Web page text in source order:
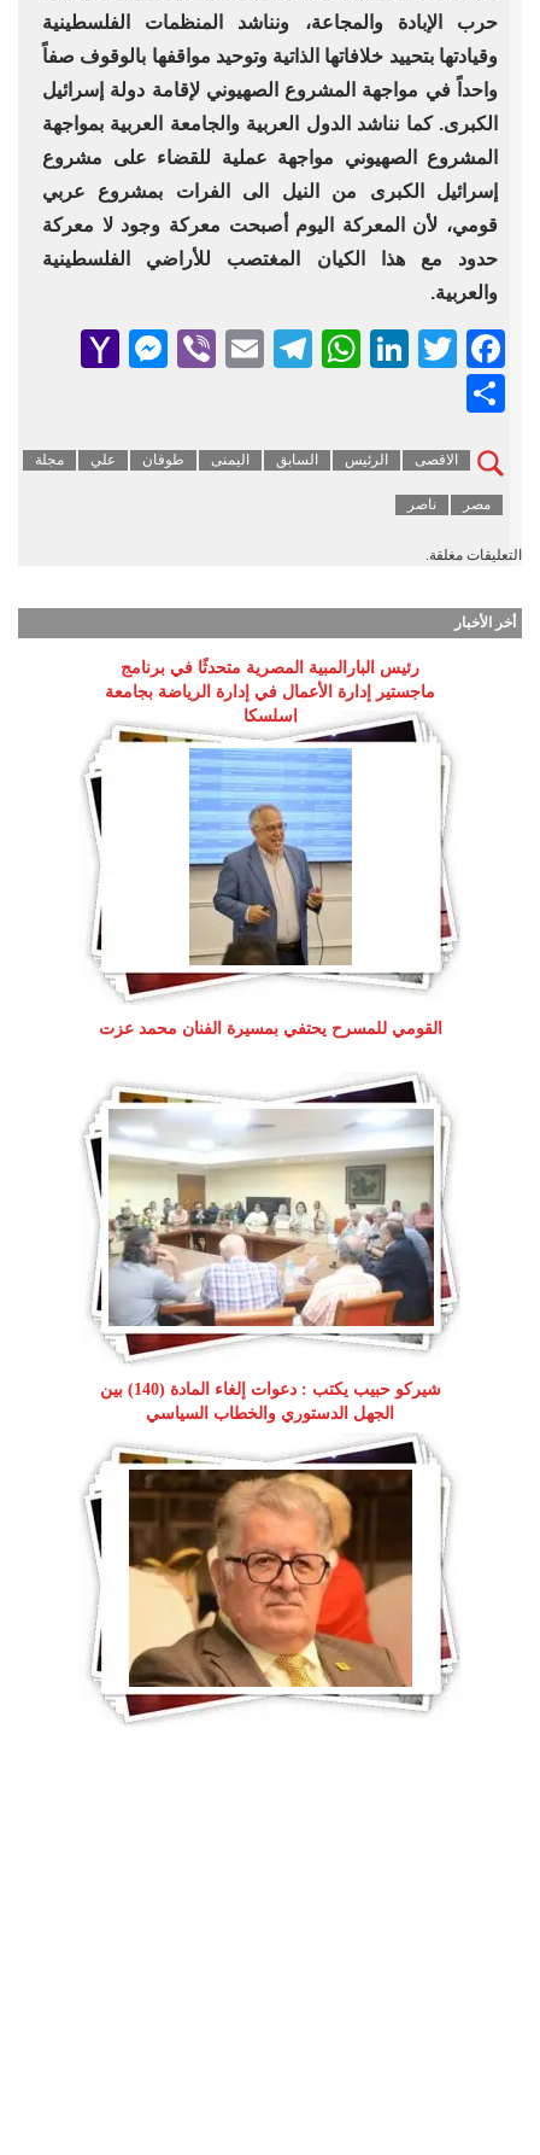
حرب الإبادة والمجاعة، ونناشد المنظمات الفلسطينية
وقيادتها بتحييد خلافاتها الذاتية وتوحيد مواقفها بالوقوف صفاً
واحداً في مواجهة المشروع الصهيوني لإقامة دولة إسرائيل
الكبرى. كما نناشد الدول العربية والجامعة العربية بمواجهة
المشروع الصهيوني مواجهة عملية للقضاء على مشروع
إسرائيل الكبرى من النيل الى الفرات بمشروع عربي
قومي، لأن المعركة اليوم أصبحت معركة وجود لا معركة
حدود مع هذا الكيان المغتصب للأراضي الفلسطينية
والعربية.
Facebook
Twitter
LinkedIn
WhatsApp
Telegram
Email
Viber
الاقصى الرئيس السابق اليمنى طوفان علي مجلة
مصر ناصر
التعليقات مغلقة.
أخر الأخبار
رئيس البارالمبية المصرية متحدثًا في برنامج
ماجستير إدارة الأعمال في إدارة الرياضة بجامعة
إسلسكا
القومي للمسرح يحتفي بمسيرة الفنان محمد عزت
شيركو حبيب يكتب : دعوات إلغاء المادة (140) بين
الجهل الدستوري والخطاب السياسي